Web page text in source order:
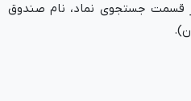
در قسمت جستجوی نماد، نام صندوق